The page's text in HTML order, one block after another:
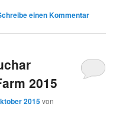
einen Kommentar
2015
2015von